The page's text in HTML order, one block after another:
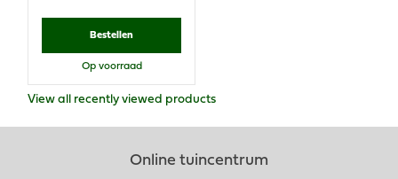
Bestellen
Op voorraad
View all recently viewed products
Online tuincentrum